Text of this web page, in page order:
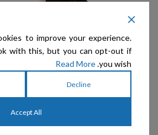
to improve your experience.
with this, but you can opt-out if
you wish.
Read More
Decline
Accept All